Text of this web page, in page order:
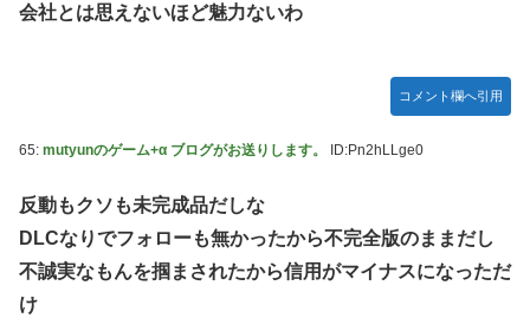
会社とは思えないほど魅力ないわ
コメント欄へ引用
65: mutyunのゲーム+α ブログがお送りします。 ID:Pn2hLLge0
反動もクソも未完成品だしな
DLCなりでフォローも無かったから不完全版のままだし
不誠実なもんを掴まされたから信用がマイナスになっただ
け